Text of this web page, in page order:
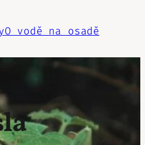
O vodě na osadě